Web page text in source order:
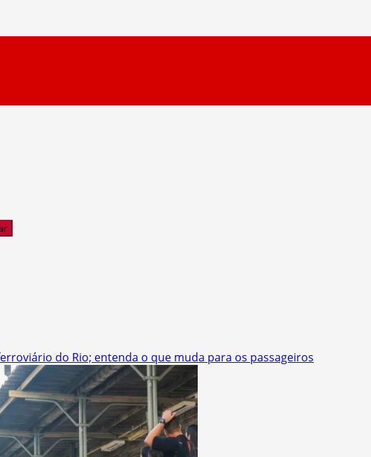
do Rio; entenda o que muda para os passageiros